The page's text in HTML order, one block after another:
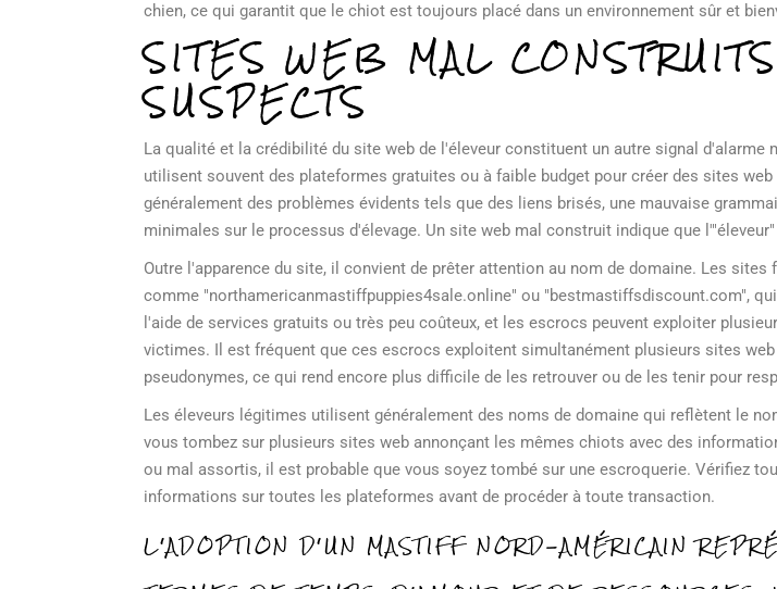
chien, ce qui garantit que le chiot est toujours placé dans un environnement sûr et
SITES WEB MAL
SUSPECTS
La qualité et la crédibilité du site web de l'éleveur constituent un autre signal
utilisent souvent des plateformes gratuites ou à faible budget pour créer des sites
généralement des problèmes évidents tels que des liens brisés, une mauvaise
minimales sur le processus d'élevage. Un site web mal construit indique que
Outre l'apparence du site, il convient de prêter attention au nom de domaine. Les
comme "northamericanmastiffpuppies4sale.online" ou "bestmastiffsdiscount.com",
l'aide de services gratuits ou très peu coûteux, et les escrocs peuvent exploiter
victimes. Il est fréquent que ces escrocs exploitent simultanément plusieurs sites
pseudonymes, ce qui rend encore plus difficile de les retrouver ou de les tenir pour
Les éleveurs légitimes utilisent généralement des noms de domaine qui reflètent le
vous tombez sur plusieurs sites web annonçant les mêmes chiots avec des
ou mal assortis, il est probable que vous soyez tombé sur une escroquerie. Vérifiez
informations sur toutes les plateformes avant de procéder à toute transaction.
L'ADOPTION D'UN MASTIFF NORD-AMÉRICAIN